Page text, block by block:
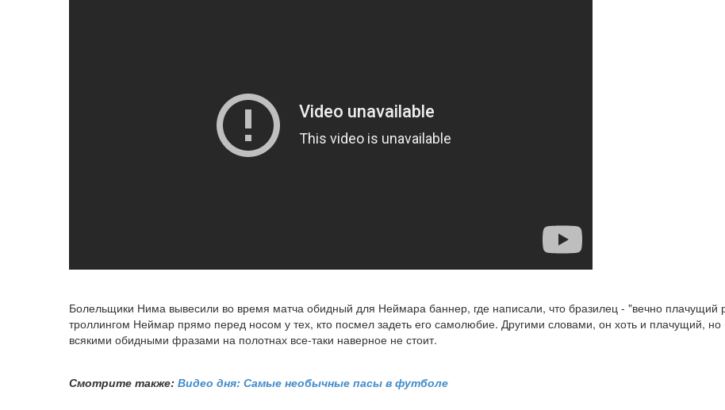
Болельщики Нима вывесили во время матча обидный для Неймара баннер, где написали, что бразилец - "вечно плачущий
троллингом Неймар прямо перед носом у тех, кто посмел задеть его самолюбие. Другими словами, он хоть и плачущий,
всякими обидными фразами на полотнах все-таки наверное не стоит.
Смотрите также: Видео дня: Самые необычные пасы в футболе